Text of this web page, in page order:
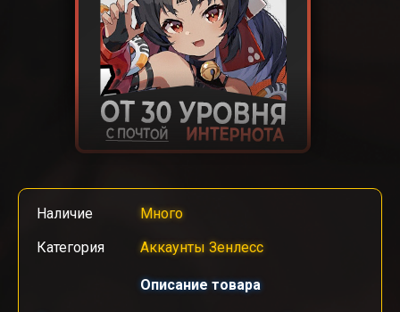
Наличие
Много
Категория
Аккаунты Зенлесс
Описание товара